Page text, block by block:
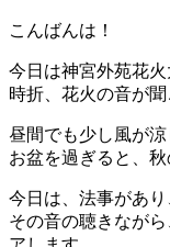
こんばんは！
今日は神宮外苑花火
時折、花火の音が聞
昼間でも少し風が涼
お盆を過ぎると、秋
今日は、法事があ
その音の聴きなが